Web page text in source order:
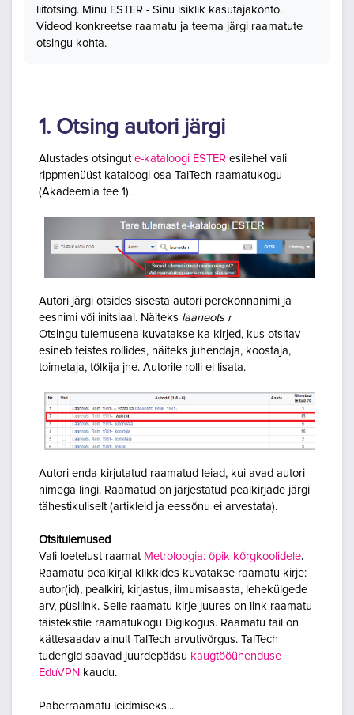
liitotsing. Minu ESTER - Sinu isiklik kasutajakonto.
Videod konkreetse raamatu ja teema järgi raamatute
otsingu kohta.
1. Otsing autori järgi
Alustades otsingut e-kataloogi ESTER esilehel vali
rippmenüüst kataloogi osa TalTech raamatukogu
(Akadeemia tee 1).
Autori järgi otsides sisesta autori perekonnanimi ja
eesnimi või initsiaal. Näiteks laaneots r
Otsingu tulemusena kuvatakse ka kirjed, kus otsitav
esineb teistes rollides, näiteks juhendaja, koostaja,
toimetaja, tõlkija jne. Autorile rolli ei lisata.
Autori enda kirjutatud raamatud leiad, kui avad autori
nimega lingi. Raamatud on järjestatud pealkirjade järgi
tähestikuliselt (artikleid ja eessõnu ei arvestata).
Otsitulemused
Vali loetelust raamat Metroloogia: õpik kõrgkoolidele.
Raamatu pealkirjal klikkides kuvatakse raamatu kirje:
autor(id), pealkiri, kirjastus, ilmumisaasta, lehekülgede
arv, püsilink. Selle raamatu kirje juures on link raamatu
täistekstile raamatukogu Digikogus. Raamatu fail on
kättesaadav ainult TalTech arvutivõrgus. TalTech
tudengid saavad juurdepääsu kaugtööühenduse
EduVPN kaudu.
Paberraamatu leidmiseks...